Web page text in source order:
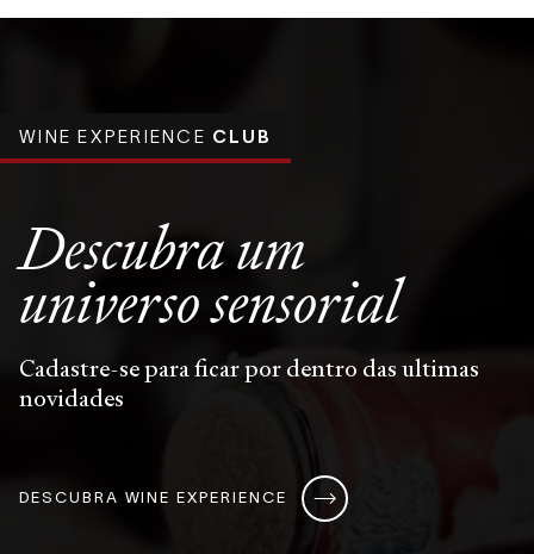
WINE EXPERIENCE CLUB
Descubra um
universosensorial
Cadastre-se para ficar por dentro das ultimas
novidades
DESCUBRA WINE EXPERIENCE